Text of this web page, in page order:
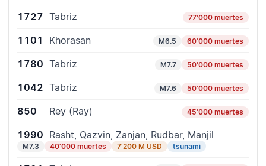
1727 Tabriz 77'000 muertes
1101 Khorasan M6.5 60'000 muertes
1780 Tabriz M7.7 50'000 muertes
1042 Tabriz M7.6 50'000 muertes
850 Rey (Ray) 45'000 muertes
1990 Rasht, Qazvin, Zanjan, Rudbar, Manjil
M7.3 40'000 muertes 7'200 M USD tsunami